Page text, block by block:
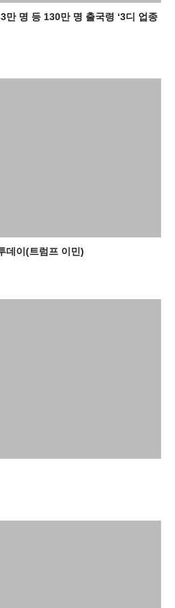
만 명 등 130만 명 출국령 ‘3디 업종
데이(트럼프 이민)